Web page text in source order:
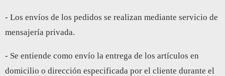
- Los envíos de los pedidos se realizan mediante servicio de
mensajería privada.
- Se entiende como envío la entrega de los artículos en
domicilio o dirección especificada por el cliente durante el